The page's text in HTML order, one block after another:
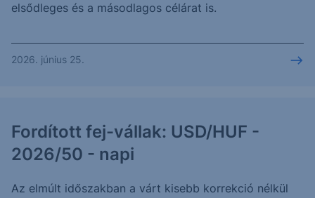
elsődleges és a másodlagos célárat is.
2026. június 25.
Fordított fej-vállak: USD/HUF -
2026/50 - napi
Az elmúlt időszakban a várt kisebb korrekció nélkül